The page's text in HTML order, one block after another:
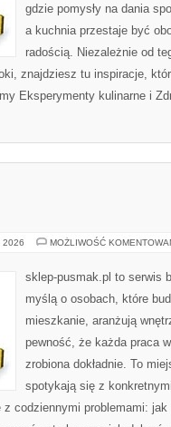
gdzie pomysły na dania
a kuchnia przestaje być
radością. Niezależnie od
znajdziesz tu inspiracje,
Eksperymenty kulinarne i
2026 MOŻLIWOŚĆ
sklep-pusmak.pl to serwis
myślą o osobach, które
mieszkanie, aranżują
pewność, że każda praca
zrobiona dokładnie. To
spotykają się z
z codziennymi problemami: